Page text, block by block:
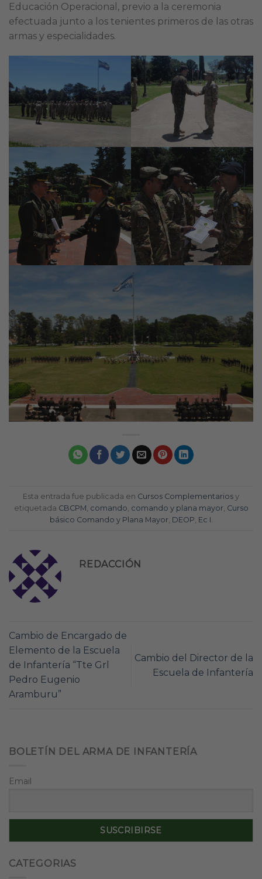
Educación Operacional, previo a la ceremonia
efectuada junto a los tenientes primeros de las otras
armas y especialidades.
Esta entrada fue publicada en Cursos Complementarios y
etiquetada CBCPM comando comando y plana mayor, Curso
básico Comando y Plana Mayor, DEOP Ec I
REDACCIÓN
Cambio de Encargado de
Elemento de la Escuela
de Infantería “Tte Grl
Pedro Eugenio
Aramburu”
Cambio del Director de la
Escuela de Infantería
BOLETÍN DEL ARMA DE INFANTERÍA
Email
CATEGORIAS